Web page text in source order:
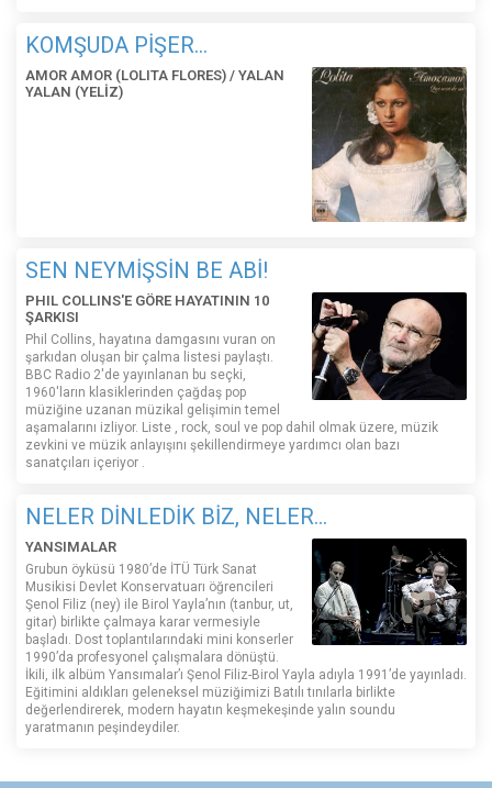
KOMŞUDA PİŞER...
AMOR AMOR (LOLITA FLORES) / YALAN
YALAN (YELİZ)
SEN NEYMİŞSİN BE ABİ!
PHIL COLLINS'E GÖRE HAYATININ 10
ŞARKISI
Phil Collins, hayatına damgasını vuran on
şarkıdan oluşan bir çalma listesi paylaştı.
BBC Radio 2'de yayınlanan bu seçki,
1960'ların klasiklerinden çağdaş pop
müziğine uzanan müzikal gelişimin temel
aşamalarını izliyor. Liste , rock, soul ve pop dahil olmak üzere, müzik
zevkini ve müzik anlayışını şekillendirmeye yardımcı olan bazı
sanatçıları içeriyor .
NELER DİNLEDİK BİZ, NELER...
YANSIMALAR
Grubun öyküsü 1980’de İTÜ Türk Sanat
Musikisi Devlet Konservatuarı öğrencileri
Şenol Filiz (ney) ile Birol Yayla’nın (tanbur, ut,
gitar) birlikte çalmaya karar vermesiyle
başladı. Dost toplantılarındaki mini konserler
1990’da profesyonel çalışmalara dönüştü.
İkili, ilk albüm Yansımalar’ı Şenol Filiz-Birol Yayla adıyla 1991’de yayınladı.
Eğitimini aldıkları geleneksel müziğimizi Batılı tınılarla birlikte
değerlendirerek, modern hayatın keşmekeşinde yalın soundu
yaratmanın peşindeydiler.